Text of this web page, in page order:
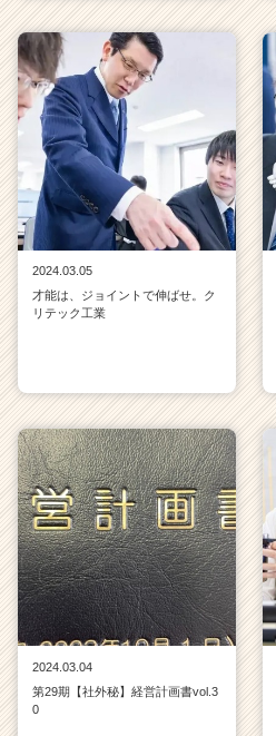
2024.03.05
才能は、ジョイントで伸ばせ。ク
リテック工業
2024.03.04
第29期【社外秘】経営計画書vol.3
0